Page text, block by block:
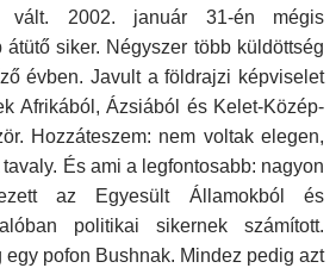
vált. 2002. január 31-én mégis
siker. Négyszer több küldöttség
évben. Javult a földrajzi képviselet
Afrikából, Ázsiából és Kelet-Közép-
Hozzáteszem: nem voltak elegen,
És ami a legfontosabb: nagyon
az Egyesült Államokból és
politikai sikernek számított.
egy pofon Bushnak. Mindez pedig azt